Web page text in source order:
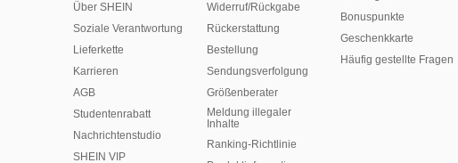
Über SHEIN
Soziale Verantwortung
Lieferkette
Karrieren
AGB
Studentenrabatt
Nachrichtenstudio
SHEIN VIP
Widerruf/Rückgabe
Rückerstattung
Bestellung
Sendungsverfolgung
Größenberater
Meldung illegaler
Inhalte
Ranking-Richtlinie
Bonuspunkte
Geschenkkarte
Häufig gestellte Fragen